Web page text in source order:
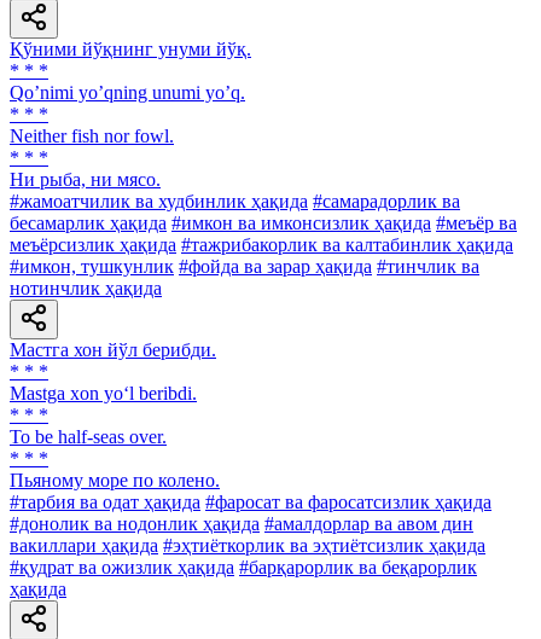
Қўними йўқнинг унуми йўқ.
* * *
Qoʼnimi yoʼqning unumi yoʼq.
* * *
Neither fish nor fowl.
* * *
Ни рыба, ни мясо.
#жамоатчилик ва худбинлик ҳақида #самарадорлик ва
бесамарлик ҳақида #имкон ва имконсизлик ҳақида #меъёр ва
меъёрсизлик ҳақида #тажрибакорлик ва калтабинлик ҳақида
#имкон, тушкунлик #фойда ва зарар ҳақида #тинчлик ва
нотинчлик ҳақида
Мастга хон йўл берибди.
* * *
Mastga xon yo‘l beribdi.
* * *
To be half-seas over.
* * *
Пьяному море по колено.
#тарбия ва одат ҳақида #фаросат ва фаросатсизлик ҳақида
#донолик ва нодонлик ҳақида #амалдорлар ва авом дин
вакиллари ҳақида #эҳтиёткорлик ва эҳтиётсизлик ҳақида
#қудрат ва ожизлик ҳақида #барқарорлик ва беқарорлик
ҳақида